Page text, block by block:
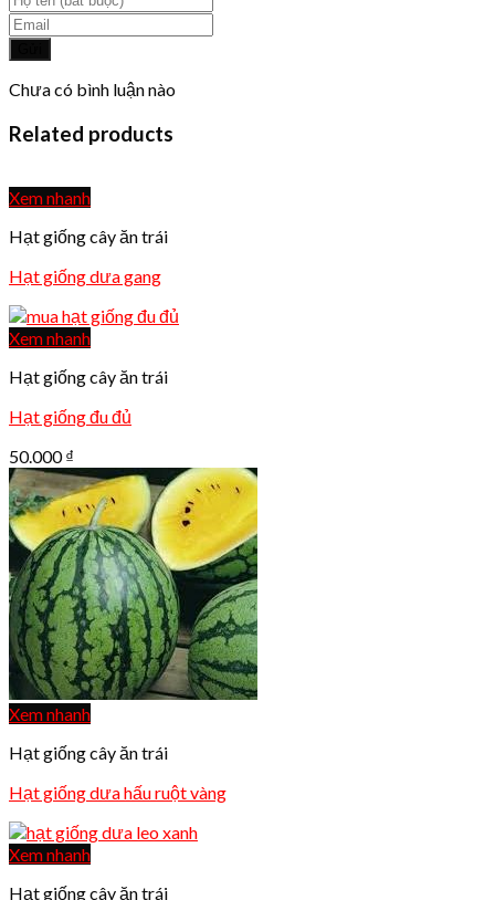
Chưa có bình luận nào
Related products
Xem nhanh
Hạt giống cây ăn trái
Hạt giống dưa gang
Xem nhanh
Hạt giống cây ăn trái
Hạt giống đu đủ
50.000₫
Xem nhanh
Hạt giống cây ăn trái
Hạt giống dưa hấu ruột vàng
Xem nhanh
Hạt giống cây ăn trái